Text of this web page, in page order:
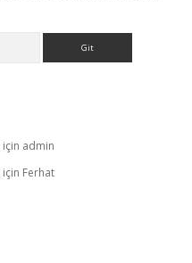
için admin
için Ferhat